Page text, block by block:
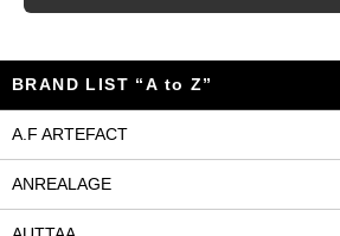
BRAND LIST “A to Z”
A.F ARTEFACT
ANREALAGE